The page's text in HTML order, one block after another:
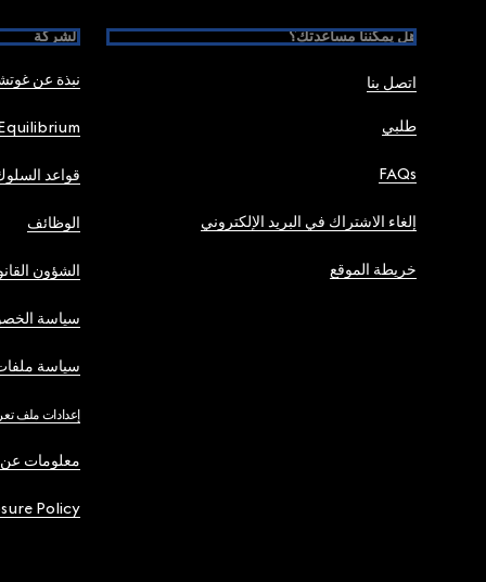
هل يمكننا مساعدتك؟
اتصل بنا
طلبي
FAQs
إلغاء الاشتراك في البريد الإلكتروني
خريطة الموقع
الشركة
نبذة عن
قواعد
الوظائف
الشؤون
سياسة
سياسة
إعدادات ملف
معلومات
Policy